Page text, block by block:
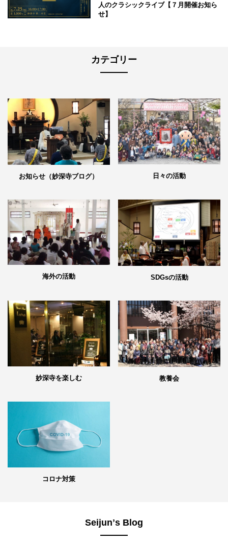
人のクラシックライブ【７月開催お知ら
せ】
カテゴリー
お知らせ（妙深寺ブログ） 日々の活動
海外の活動 SDGsの活動
妙深寺を楽しむ 教養会
コロナ対策
Seijunʼs Blog